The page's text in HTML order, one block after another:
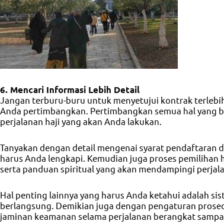
6. Mencari Informasi Lebih Detail
Jangan terburu-buru untuk menyetujui kontrak
Anda pertimbangkan. Pertimbangkan semua hal yang
perjalanan haji yang akan Anda lakukan.
Tanyakan dengan detail mengenai syarat pendaftaran
harus Anda lengkapi. Kemudian juga proses pemilihan
serta panduan spiritual yang akan mendampingi
Hal penting lainnya yang harus Anda ketahui adalah
berlangsung. Demikian juga dengan pengaturan
jaminan keamanan selama perjalanan berangkat